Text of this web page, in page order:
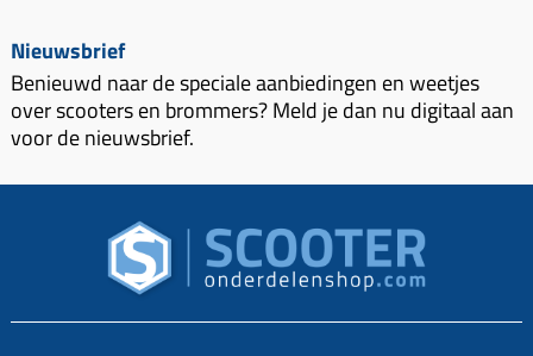
Nieuwsbrief
Benieuwd naar de speciale aanbiedingen en weetjes
over scooters en brommers? Meld je dan nu digitaal aan
voor de nieuwsbrief.